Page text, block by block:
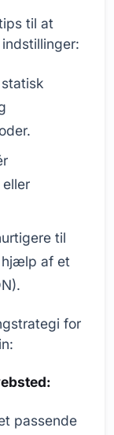
til at
til
hjælp af et
for
passende